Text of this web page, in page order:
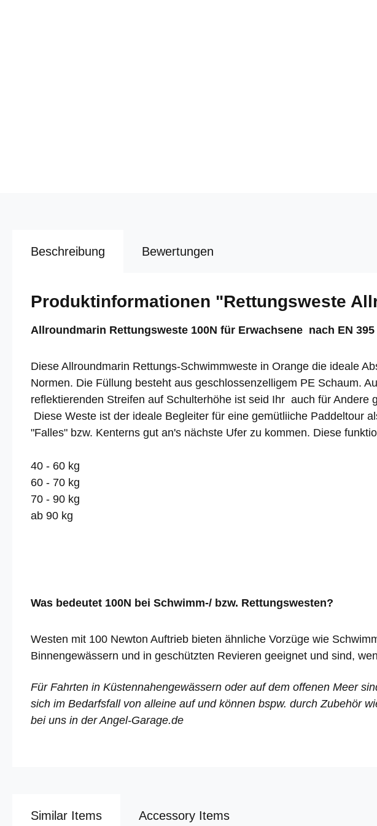
Beschreibung Bewertungen
Produktinformationen "Rettungsweste
Allroundmarin Rettungsweste 100N für Erwachsene nach EN 395
Diese Allroundmarin Rettungs-Schwimmweste in Orange die ideale
Normen. Die Füllung besteht aus geschlossenzelligem PE Schaum.
reflektierenden Streifen auf Schulterhöhe ist seid Ihr auch für
Diese Weste ist der ideale Begleiter für eine gemütliiche Paddeltour
"Falles" bzw. Kenterns gut an's nächste Ufer zu kommen. Diese
40 - 60 kg
60 - 70 kg
70 - 90 kg
ab 90 kg
Was bedeutet 100N bei Schwimm-/ bzw. Rettungswesten?
Westen mit 100 Newton Auftrieb bieten ähnliche Vorzüge wie
Binnengewässern und in geschützten Revieren geeignet und sind,
Für Fahrten in Küstennahengewässern oder auf dem offenen Meer
sich im Bedarfsfall von alleine auf und können bspw. durch Zubehör
bei uns in der Angel-Garage.de
Similar Items Accessory Items